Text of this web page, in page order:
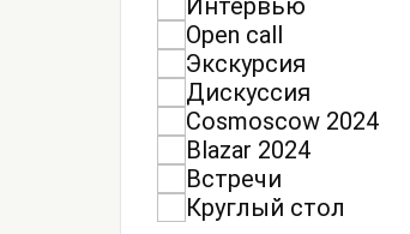
Open call
Экскурсия
Дискуссия
Cosmoscow 2024
Blazar 2024
Встречи
Круглый стол